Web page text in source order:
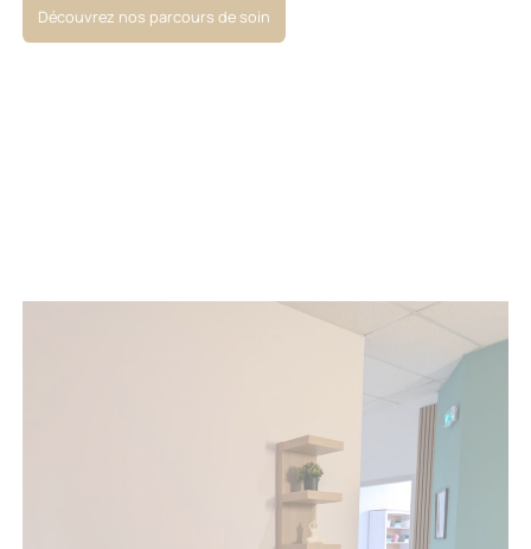
Découvrez nos parcours de soin